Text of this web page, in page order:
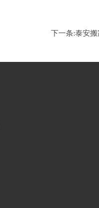
下一条:泰安